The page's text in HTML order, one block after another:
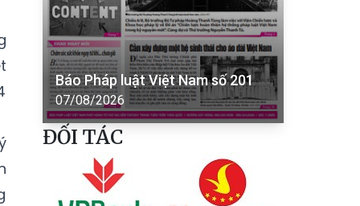
Báo Pháp luật Việt Nam số 201
07/08/2026
ĐỐI TÁC